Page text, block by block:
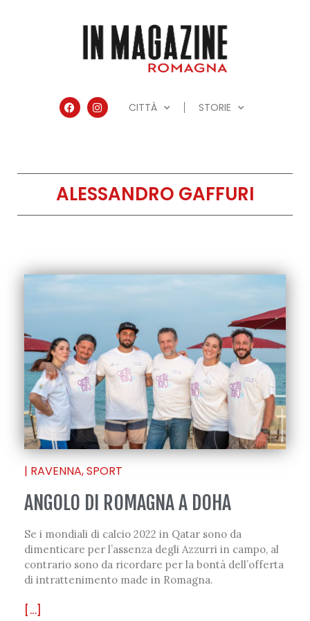
CITTÀ STORIE
ALESSANDRO GAFFURI
| RAVENNA,SPORT
ANGOLO DI ROMAGNA A DOHA
Se i mondiali di calcio 2022 in Qatar sono da
dimenticare per l’assenza degli Azzurri in campo, al
contrario sono da ricordare per la bontà dell’offerta
di intrattenimento made in Romagna.
[...]